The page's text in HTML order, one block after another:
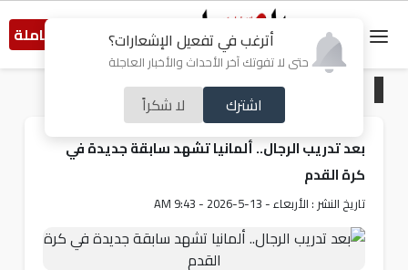
أترغب في تفعيل الإشعارات؟
حتى لا تفوتك آخر الأحداث والأخبار العاجلة
اشترك لا شكراً
النسخة الكاملة
رياضة
بعد تدريب الرجال.. ألمانيا تشهد سابقة جديدة في
كرة القدم
تاريخ النشر : الأربعاء - 13-5-2026 - 9:43 AM